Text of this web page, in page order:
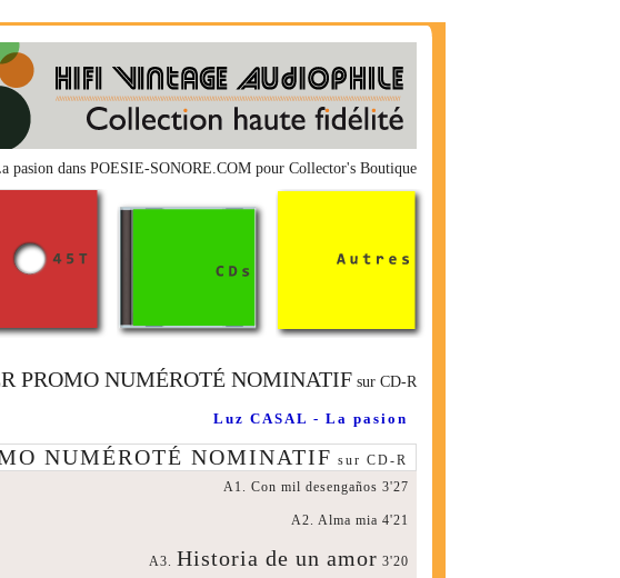
dans POESIE-SONORE.COM pour Collector's Boutique
PROMO NUMÉROTÉ NOMINATIF sur CD-R
Luz CASAL - La pasion
NUMÉROTÉ NOMINATIF sur CD-R
A1. Con mil desengaños 3'27
A2. Alma mia 4'21
A3. Historia de un amor 3'20